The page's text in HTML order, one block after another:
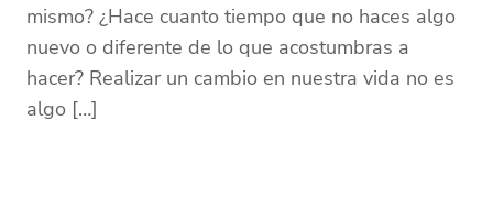
mismo? ¿Hace cuanto tiempo que no haces algo
nuevo o diferente de lo que acostumbras a
hacer? Realizar un cambio en nuestra vida no es
algo […]